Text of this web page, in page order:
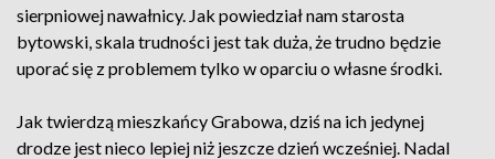
sierpniowej nawałnicy. Jak powiedział nam starosta
bytowski, skala trudności jest tak duża, że trudno będzie
uporać się z problemem tylko w oparciu o własne środki.
Jak twierdzą mieszkańcy Grabowa, dziś na ich jedynej
drodze jest nieco lepiej niż jeszcze dzień wcześniej. Nadal